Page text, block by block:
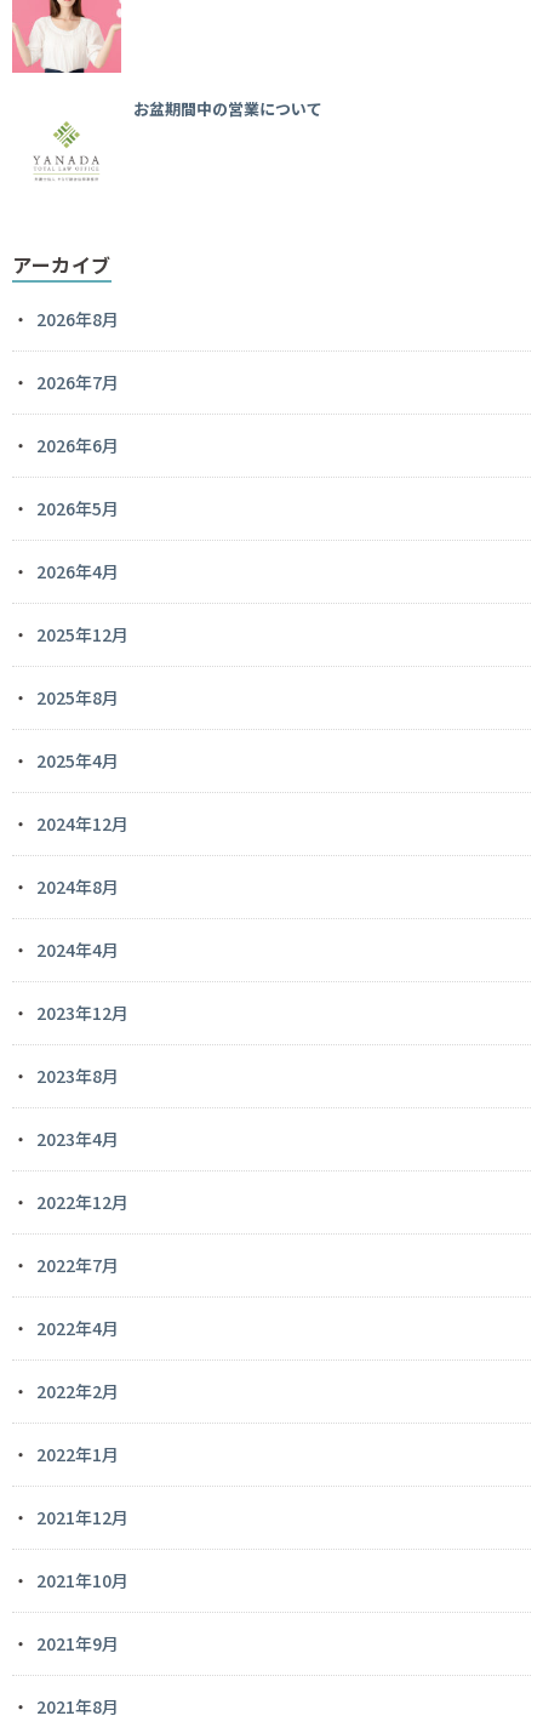
お盆期間中の営業について
アーカイブ
2026年8月
2026年7月
2026年6月
2026年5月
2026年4月
2025年12月
2025年8月
2025年4月
2024年12月
2024年8月
2024年4月
2023年12月
2023年8月
2023年4月
2022年12月
2022年7月
2022年4月
2022年2月
2022年1月
2021年12月
2021年10月
2021年9月
2021年8月